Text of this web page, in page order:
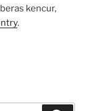
kencur,
.